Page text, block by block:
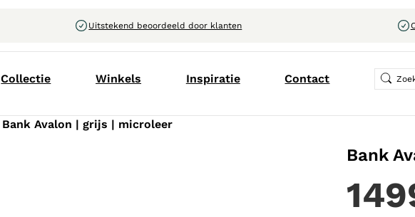
Uitstekend beoordeeld door klanten
Collectie Winkels Inspiratie Contact
Bank Avalon | grijs | microleer
Bank